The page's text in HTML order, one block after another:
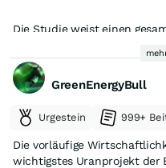
Die Studie weist einen
breiteren wirtschaftlichen
GreenEnergyBull
Urgestein 999+
Die vorläufige
wichtigstes Uranprojekt der